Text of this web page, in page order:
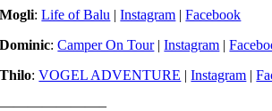
Mogli:Life of Balu |Instagram |Facebook
Dominic:Camper On Tour|Instagram |
Thilo:VOGEL ADVENTURE |Instagram |
———————–